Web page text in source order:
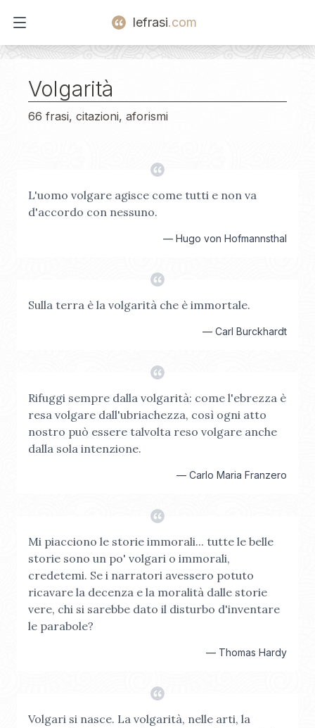
Open main menu
lefrasi.com
Volgarità
66 frasi, citazioni, aforismi
L'uomo volgare agisce come tutti e non va
d'accordo con nessuno.
— Hugo von Hofmannsthal
Sulla terra è la volgarità che è immortale.
— Carl Burckhardt
Rifuggi sempre dalla volgarità: come l'ebrezza è
resa volgare dall'ubriachezza, così ogni atto
nostro può essere talvolta reso volgare anche
dalla sola intenzione.
— Carlo Maria Franzero
Mi piacciono le storie immorali... tutte le belle
storie sono un po' volgari o immorali,
credetemi. Se i narratori avessero potuto
ricavare la decenza e la moralità dalle storie
vere, chi si sarebbe dato il disturbo d'inventare
le parabole?
— Thomas Hardy
Volgari si nasce. La volgarità, nelle arti, la